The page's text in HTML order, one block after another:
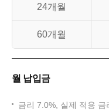
24개월
60개월
월 납입금
금리 7.0%, 실제 적용